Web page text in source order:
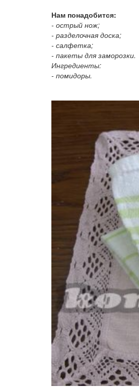
Нам понадобится:
- острый нож;
- разделочная доска;
- салфетка;
- пакеты для заморозки.
Ингредиенты:
- помидоры.